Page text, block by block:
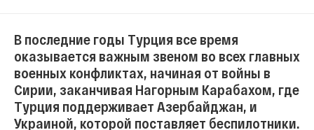
В последние годы Турция все время
оказывается важным звеном во всех главных
военных конфликтах, начиная от войны в
Сирии, заканчивая Нагорным Карабахом, где
Турция поддерживает Азербайджан, и
Украиной, которой поставляет беспилотники.